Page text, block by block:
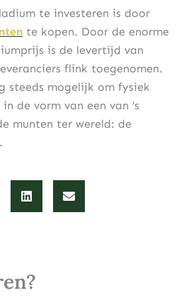
te investeren is door
te kopen. Door de enorme
is de levertijd van
flink toegenomen.
steeds mogelijk om fysiek
de vorm van een van ’s
munten ter wereld: de
.